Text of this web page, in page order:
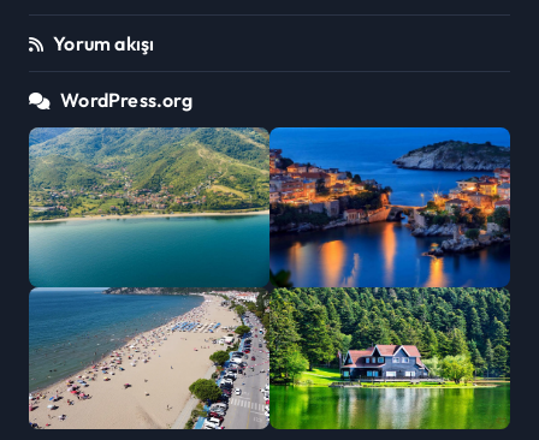
Yorum akışı
WordPress.org